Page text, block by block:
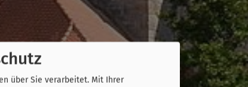
über Sie verarbeitet. Mit Ihrer